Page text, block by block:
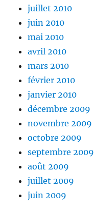
juillet 2010
juin 2010
mai 2010
avril 2010
mars 2010
février 2010
janvier 2010
décembre 2009
novembre 2009
octobre 2009
septembre 2009
août 2009
juillet 2009
juin 2009